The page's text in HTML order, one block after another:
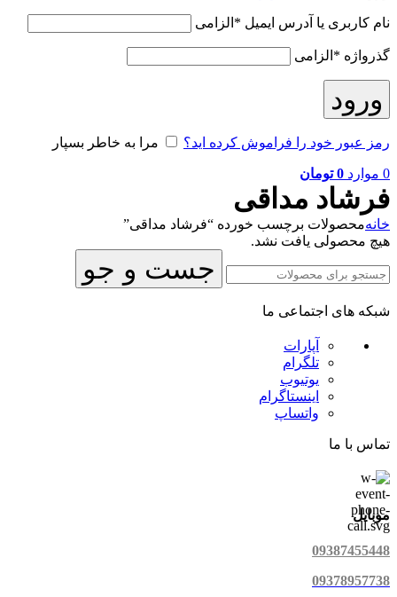
نام کاربری یا آدرس ایمیل * الزامی
گذرواژه * الزامی
ورود
رمز عبور خود را فراموش کرده اید؟ مرا به خاطر بسپار
0 موارد 0 تومان
فرشاد مداقی
خانهمحصولات برچسب خورده “فرشاد مداقی”
هیچ محصولی یافت نشد.
جست و جو
شبکه های اجتماعی ما
آپارات
تلگرام
یوتیوب
اینستاگرام
واتساپ
تماس با ما
موبایل
09387455448
09378957738